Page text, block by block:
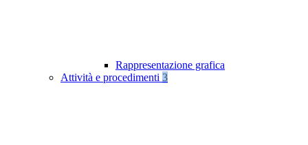
Rappresentazione grafica
Attività e procedimenti 3